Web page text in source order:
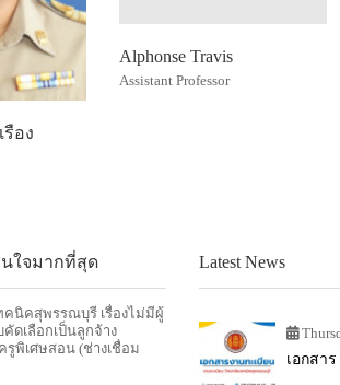
รือง
Alphonse Travis
Assistant Professor
ใจมากที่สุด
คนิคสุพรรณบุรี เรื่องไม่มีผู้
ดเลือกเป็นลูกจ้าง
รูพิเศษสอน (ช่างเชื่อม
Latest News
เอกสา